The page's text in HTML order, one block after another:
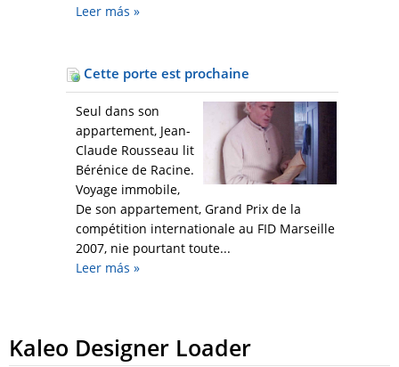
Leer más »
Cette porte est prochaine
Seul dans son
appartement, Jean-
Claude Rousseau lit
Bérénice de Racine.
Voyage immobile,
De son appartement, Grand Prix de la
compétition internationale au FID Marseille
2007, nie pourtant toute...
Leer más »
Kaleo Designer Loader